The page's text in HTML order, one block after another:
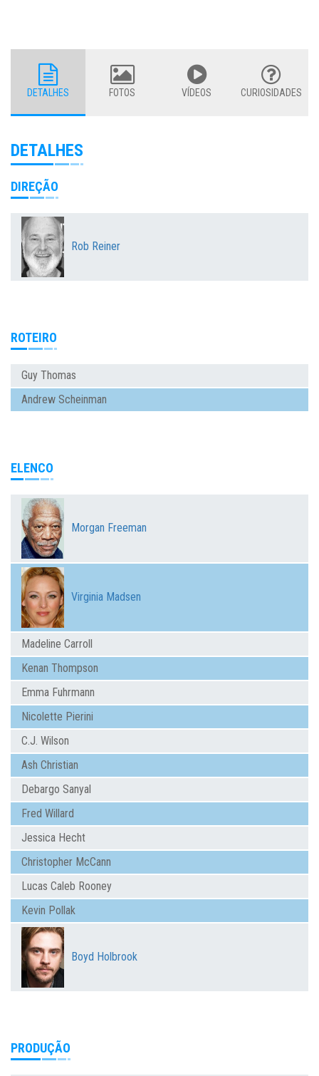
DETALHES FOTOS VÍDEOS CURIOSIDADES
DETALHES
DIREÇÃO
Rob Reiner
ROTEIRO
Guy Thomas
Andrew Scheinman
ELENCO
Morgan Freeman
Virginia Madsen
Madeline Carroll
Kenan Thompson
Emma Fuhrmann
Nicolette Pierini
C.J. Wilson
Ash Christian
Debargo Sanyal
Fred Willard
Jessica Hecht
Christopher McCann
Lucas Caleb Rooney
Kevin Pollak
Boyd Holbrook
PRODUÇÃO